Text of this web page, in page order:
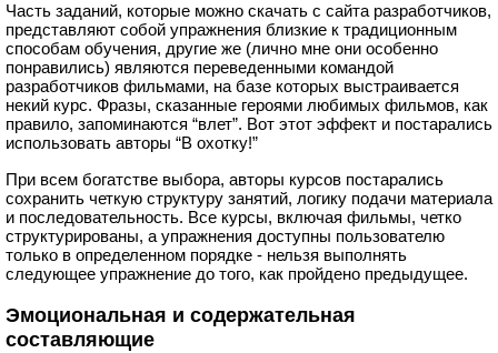
Часть заданий, которые можно скачать с сайта разработчиков,
представляют собой упражнения близкие к традиционным
способам обучения, другие же (лично мне они особенно
понравились) являются переведенными командой
разработчиков фильмами, на базе которых выстраивается
некий курс. Фразы, сказанные героями любимых фильмов, как
правило, запоминаются “влет”. Вот этот эффект и постарались
использовать авторы “В охотку!”
При всем богатстве выбора, авторы курсов постарались
сохранить четкую структуру занятий, логику подачи материала
и последовательность. Все курсы, включая фильмы, четко
структурированы, а упражнения доступны пользователю
только в определенном порядке - нельзя выполнять
следующее упражнение до того, как пройдено предыдущее.
Эмоциональная и содержательная
составляющие